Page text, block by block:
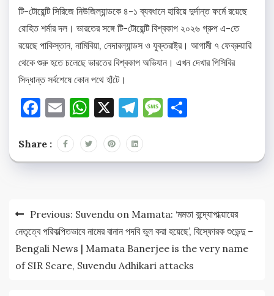
টি-টোয়েন্টি সিরিজে নিউজিল্যান্ডকে ৪-১ ব্যবধানে হারিয়ে দুর্দান্ত ফর্মে রয়েছে
রোহিত শর্মার দল। ভারতের সঙ্গে টি-টোয়েন্টি বিশ্বকাপ ২০২৬ গ্রুপ এ-তে
রয়েছে পাকিস্তান, নামিবিয়া, নেদারল্যান্ডস ও যুক্তরাষ্ট্র। আগামী ৭ ফেব্রুয়ারি
থেকে শুরু হতে চলেছে ভারতের বিশ্বকাপ অভিযান। এখন দেখার পিসিবির
সিদ্ধান্ত সর্বশেষে কোন পথে হাঁটে।
Facebook
EmailWhatsApp
X Telegram
Message
Share :
Post
navigation
Previous: Suvendu on Mamata: ‘মমতা বন্দ্যোপাধ্য়ায়ের
নেতৃত্বে পরিকল্পিতভাবে নামের বানান পদবি ভুল করা হয়েছে’, বিস্ফোরক শুভেন্দু –
Bengali News | Mamata Banerjee is the very name
of SIR Scare, Suvendu Adhikari attacks